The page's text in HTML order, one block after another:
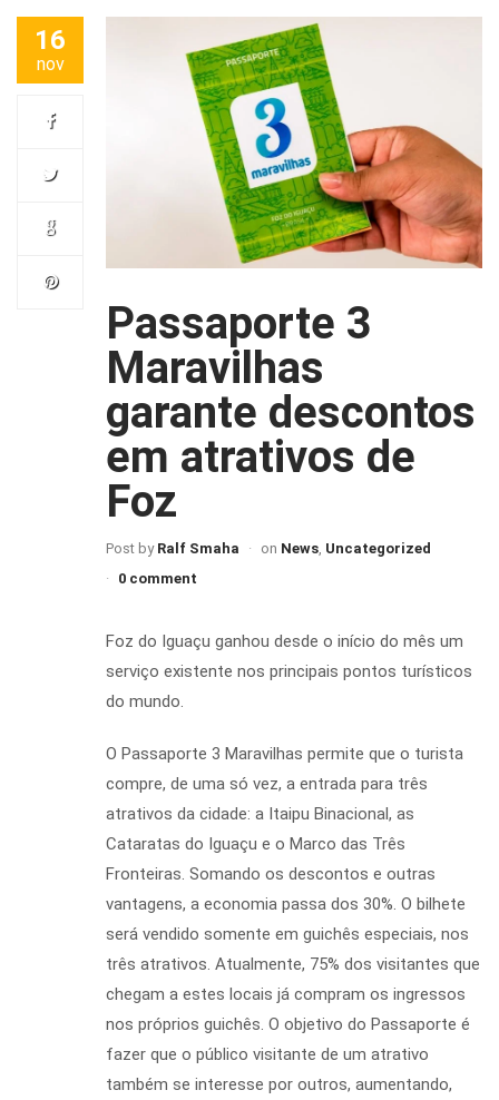
16
nov
Passaporte 3
Maravilhas
garante descontos
em atrativos de
Foz
Post by Ralf Smaha on News Uncategorized
0 comment
Foz do Iguaçu ganhou desde o início do mês um
serviço existente nos principais pontos turísticos
do mundo.
O Passaporte 3 Maravilhas permite que o turista
compre, de uma só vez, a entrada para três
atrativos da cidade: a Itaipu Binacional, as
Cataratas do Iguaçu e o Marco das Três
Fronteiras. Somando os descontos e outras
vantagens, a economia passa dos 30%. O bilhete
será vendido somente em guichês especiais, nos
três atrativos. Atualmente, 75% dos visitantes que
chegam a estes locais já compram os ingressos
nos próprios guichês. O objetivo do Passaporte é
fazer que o público visitante de um atrativo
também se interesse por outros, aumentando,